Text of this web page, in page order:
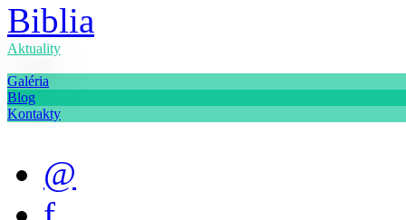
Biblia
Aktuality
Galéria
Blog
Kontakty
@